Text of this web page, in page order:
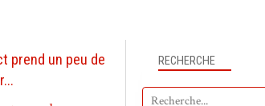
prend un peu de
RECHERCHE